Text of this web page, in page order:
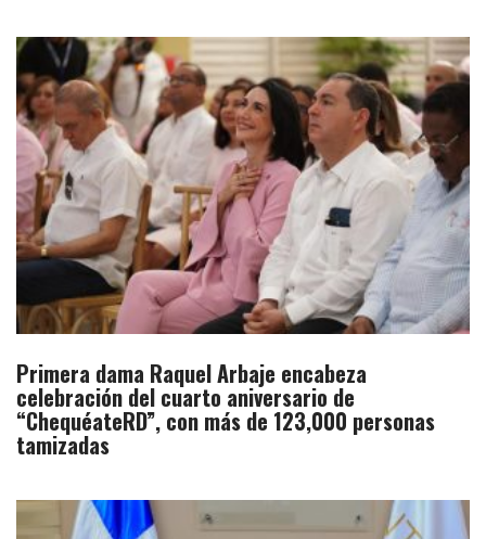
Primera dama Raquel Arbaje encabeza
celebración del cuarto aniversario de
“ChequéateRD”, con más de 123,000 personas
tamizadas